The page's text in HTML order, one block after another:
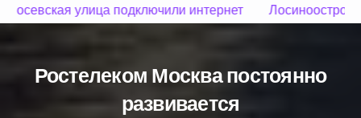
Лосевская улица подключили интернет
Ростелеком Москва постоянно
развивается